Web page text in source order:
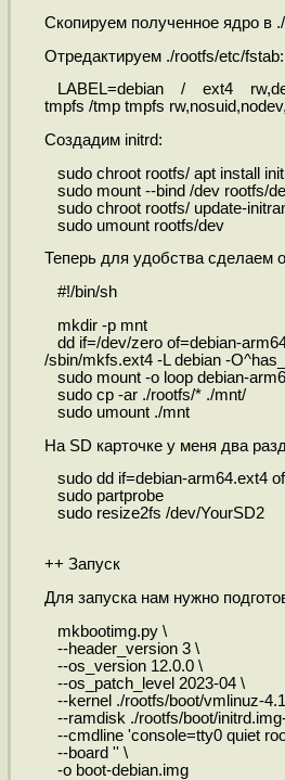
Скопируем полученное ядро в
Отредактируем ./rootfs/etc/fstab:
LABEL=debian / ext4
tmpfs /tmp tmpfs
Создадим initrd:
sudo chroot rootfs/ apt install
sudo mount --bind /dev rootfs/
sudo chroot rootfs/ update-
sudo umount rootfs/dev
Теперь для удобства сделаем
#!/bin/sh
mkdir -p mnt
dd if=/dev/zero of=debian-
/sbin/mkfs.ext4 -L debian -
sudo mount -o loop debian-
sudo cp -ar ./rootfs/* ./mnt/
sudo umount ./mnt
На SD карточке у меня два
sudo dd if=debian-arm64.ext4
sudo partprobe
sudo resize2fs /dev/YourSD2
++ Запуск
Для запуска нам нужно
mkbootimg.py \
--header_version 3 \
--os_version 12.0.0 \
--os_patch_level 2023-04 \
--kernel ./rootfs/boot/vmlinuz-
--ramdisk ./rootfs/boot/
--cmdline 'console=tty0 quiet
--board '' \
-o boot-debian.img